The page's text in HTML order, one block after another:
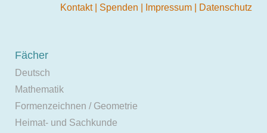
Kontakt Spenden Impressum Datenschutz
Fächer
Deutsch
Mathematik
Formenzeichnen / Geometrie
Heimat- und Sachkunde